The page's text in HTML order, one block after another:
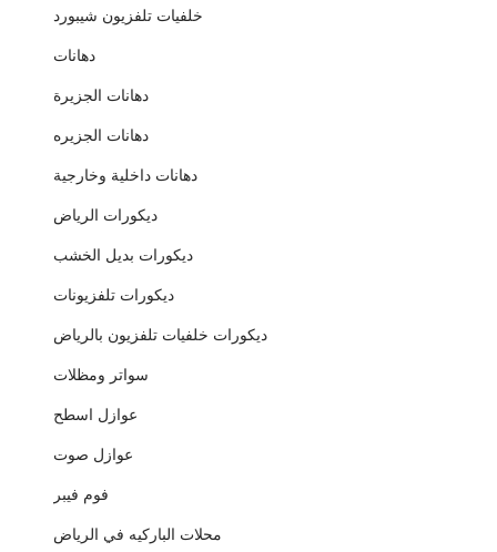
خلفيات تلفزيون شيبورد
دهانات
دهانات الجزيرة
دهانات الجزيره
دهانات داخلية وخارجية
ديكورات الرياض
ديكورات بديل الخشب
ديكورات تلفزيونات
ديكورات خلفيات تلفزيون بالرياض
سواتر ومظلات
عوازل اسطح
عوازل صوت
فوم فيبر
محلات الباركيه في الرياض